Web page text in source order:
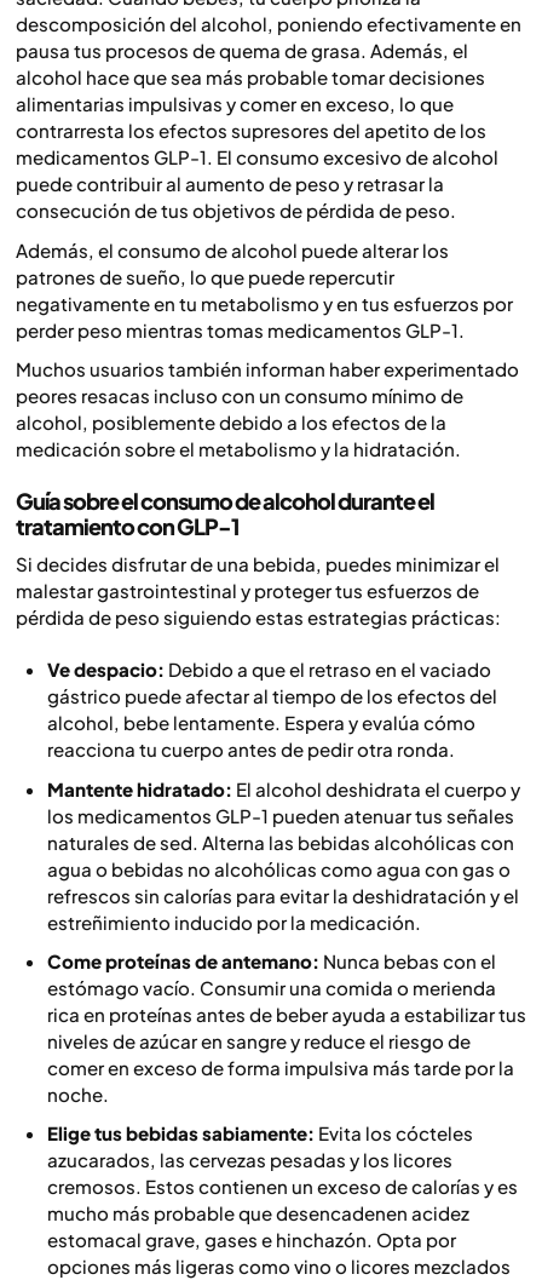
descomposición del alcohol, poniendo efectivamente en
pausa tus procesos de quema de grasa. Además, el
alcohol hace que sea más probable tomar decisiones
alimentarias impulsivas y comer en exceso, lo que
contrarresta los efectos supresores del apetito de los
medicamentos GLP-1. El consumo excesivo de alcohol
puede contribuir al aumento de peso y retrasar la
consecución de tus objetivos de pérdida de peso.
Además, el consumo de alcohol puede alterar los
patrones de sueño, lo que puede repercutir
negativamente en tu metabolismo y en tus esfuerzos por
perder peso mientras tomas medicamentos GLP-1.
Muchos usuarios también informan haber experimentado
peores resacas incluso con un consumo mínimo de
alcohol, posiblemente debido a los efectos de la
medicación sobre el metabolismo y la hidratación.
Guía sobre el consumo de alcohol durante el
tratamiento con GLP-1
Si decides disfrutar de una bebida, puedes minimizar el
malestar gastrointestinal y proteger tus esfuerzos de
pérdida de peso siguiendo estas estrategias prácticas:
Ve despacio: Debido a que el retraso en el vaciado
gástrico puede afectar al tiempo de los efectos del
alcohol, bebe lentamente. Espera y evalúa cómo
reacciona tu cuerpo antes de pedir otra ronda.
Mantente hidratado: El alcohol deshidrata el cuerpo y
los medicamentos GLP-1 pueden atenuar tus señales
naturales de sed. Alterna las bebidas alcohólicas con
agua o bebidas no alcohólicas como agua con gas o
refrescos sin calorías para evitar la deshidratación y el
estreñimiento inducido por la medicación.
Come proteínas de antemano: Nunca bebas con el
estómago vacío. Consumir una comida o merienda
rica en proteínas antes de beber ayuda a estabilizar tus
niveles de azúcar en sangre y reduce el riesgo de
comer en exceso de forma impulsiva más tarde por la
noche.
Elige tus bebidas sabiamente: Evita los cócteles
azucarados, las cervezas pesadas y los licores
cremosos. Estos contienen un exceso de calorías y es
mucho más probable que desencadenen acidez
estomacal grave, gases e hinchazón. Opta por
opciones más ligeras como vino o licores mezclados